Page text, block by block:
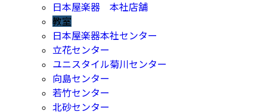
日本屋楽器 本社店舗
教室
日本屋楽器本社センター
立花センター
ユニスタイル菊川センター
向島センター
若竹センター
北砂センター